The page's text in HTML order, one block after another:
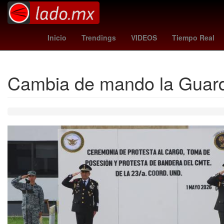
Inicio Trendings VIDEOS Tiempo Real
comisión Rusia servicio de protección
Cambia de mando la